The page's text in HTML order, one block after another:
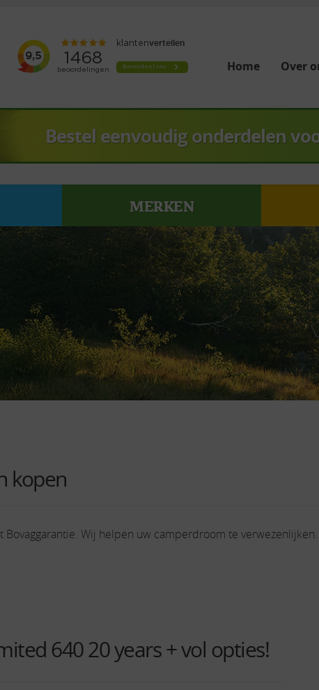
Home Over
Bestel eenvoudig onderdelen
MERKEN
kopen
Wij helpen uw camperdroom te verwezenlijken.
640 20 years + vol opties!